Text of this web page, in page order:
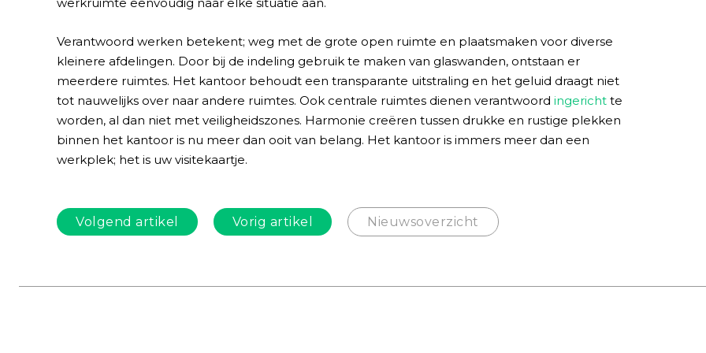
Verantwoord werken betekent; weg met de grote open ruimte en plaatsmaken voor diverse
kleinere afdelingen. Door bij de indeling gebruik te maken van glaswanden, ontstaan er
meerdere ruimtes. Het kantoor behoudt een transparante uitstraling en het geluid draagt niet
tot nauwelijks over naar andere ruimtes. Ook centrale ruimtes dienen verantwoord ingericht te
worden, al dan niet met veiligheidszones. Harmonie creëren tussen drukke en rustige plekken
binnen het kantoor is nu meer dan ooit van belang. Het kantoor is immers meer dan een
werkplek; het is uw visitekaartje.
Volgend artikel Vorig artikel Nieuwsoverzicht